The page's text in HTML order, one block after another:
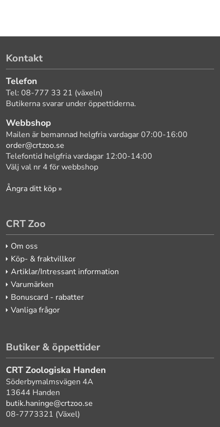
Kontakt
Telefon
Tel: 08-777 33 21 (växeln)
Butikerna svarar under öppettiderna.
Webbshop
Mailen är bemannad helgfria vardagar 07:00-16:00
order@crtzoo.se
Telefontid helgfria vardagar 12:00-14:00
Välj val nr 4 för webbshop
Ångra ditt köp »
CRT Zoo
Om oss
Köp- & fraktvillkor
Artiklar/Intressant information
Varumärken
Bonuscard - rabatter
Vanliga frågor
Butiker & öppettider
CRT Zoologiska Handen
Söderbymalmsvägen 4A
13644 Handen
butik.haninge@crtzoo.se
08-7773321 (Växel)